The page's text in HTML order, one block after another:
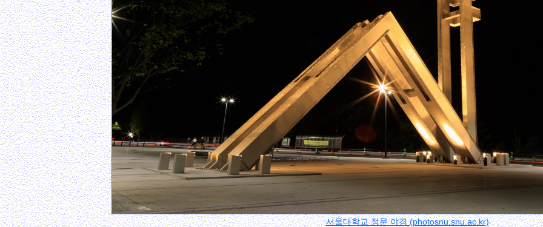
서울대학교 정문 야경 (photosnu.snu.ac.kr)